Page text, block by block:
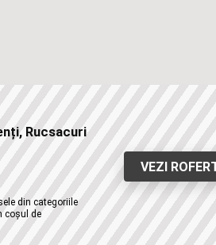
Rucsacuri
din categoriile
coșul de
VEZI